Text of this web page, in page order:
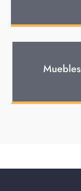
Muebles